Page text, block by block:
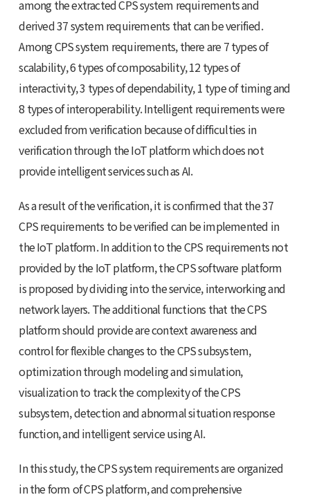
among the extracted CPS system requirements and
derived 37 system requirements that can be verified.
Among CPS system requirements, there are 7 types of
scalability, 6 types of composability, 12 types of
interactivity, 3 types of dependability, 1 type of timing and
8 types of interoperability. Intelligent requirements were
excluded from verification because of difficulties in
verification through the IoT platform which does not
provide intelligent services such as AI.
As a result of the verification, it is confirmed that the 37
CPS requirements to be verified can be implemented in
the IoT platform. In addition to the CPS requirements not
provided by the IoT platform, the CPS software platform
is proposed by dividing into the service, interworking and
network layers. The additional functions that the CPS
platform should provide are context awareness and
control for flexible changes to the CPS subsystem,
optimization through modeling and simulation,
visualization to track the complexity of the CPS
subsystem, detection and abnormal situation response
function, and intelligent service using AI.
In this study, the CPS system requirements are organized
in the form of CPS platform, and comprehensive